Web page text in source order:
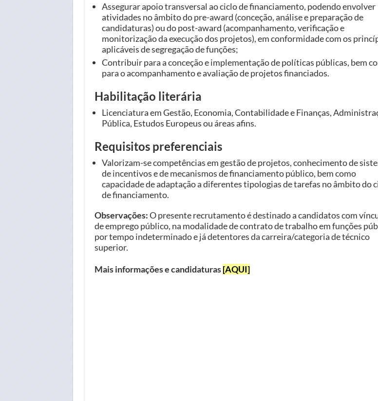
Assegurar apoio transversal ao ciclo de financiamento, podendo envolver
atividades no âmbito do pre-award (conceção, análise e preparação de
candidaturas) ou do post-award (acompanhamento, verificação e
monitorização da execução dos projetos), em conformidade com os
aplicáveis de segregação de funções;
Contribuir para a conceção e implementação de políticas públicas, bem
para o acompanhamento e avaliação de projetos financiados.
Habilitação literária
Licenciatura em Gestão, Economia, Contabilidade e Finanças,
Pública, Estudos Europeus ou áreas afins.
Requisitos preferenciais
Valorizam-se competências em gestão de projetos, conhecimento de
de incentivos e de mecanismos de financiamento público, bem como
capacidade de adaptação a diferentes tipologias de tarefas no âmbito do
de financiamento.
Observações:O presente recrutamento é destinado a candidatos com
de emprego público, na modalidade de contrato de trabalho em funções
por tempo indeterminado e já detentores da carreira/categoria de técnico
superior.
Mais informações e candidaturas[AQUI]